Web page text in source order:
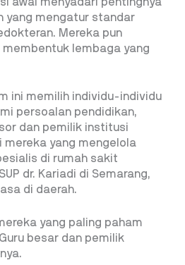
yang mengatur standar
Mereka pun
membentuk lembaga yang
ini memilih individu-individu
persoalan pendidikan,
dan pemilik institusi
yang mengelola
di rumah sakit
dr. Kariadi di Semarang,
di daerah.
yang paling paham
besar dan pemilik